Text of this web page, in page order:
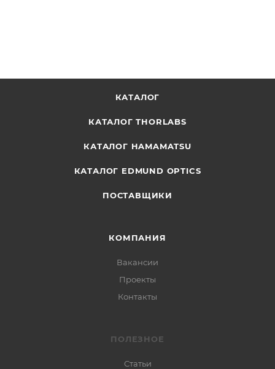
КАТАЛОГ
КАТАЛОГ THORLABS
КАТАЛОГ HAMAMATSU
КАТАЛОГ EDMUND OPTICS
ПОСТАВЩИКИ
КОМПАНИЯ
Вакансии
Проекты
Контакты
ПОЛЕЗНОЕ
Статьи